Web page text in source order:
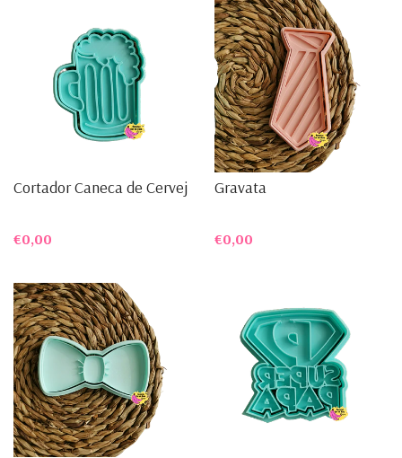
Cortador Caneca de Cerveja
€0,00
Gravata
€0,00